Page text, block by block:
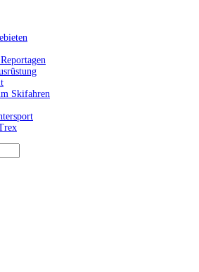
Skifahren